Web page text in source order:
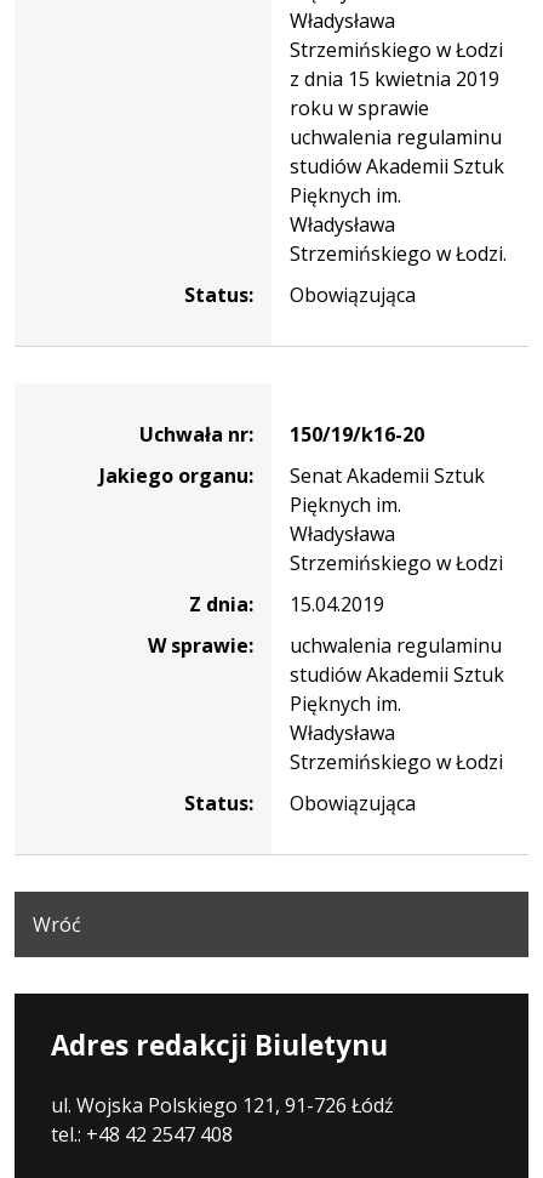
Władysława
Strzemińskiego w Łodzi
z dnia 15 kwietnia 2019
roku w sprawie
uchwalenia regulaminu
studiów Akademii Sztuk
Pięknych im.
Władysława
Strzemińskiego w Łodzi.
Status:
Obowiązująca
150/19/k16-
Uchwała nr:
150/19/k16-20
Jakiego organu:
Senat Akademii Sztuk
Pięknych im.
Władysława
Strzemińskiego w Łodzi
Z dnia:
15.04.2019
W sprawie:
uchwalenia regulaminu
studiów Akademii Sztuk
Pięknych im.
Władysława
Strzemińskiego w Łodzi
Status:
Obowiązująca
Wróć
Adres redakcji Biuletynu
ul. Wojska Polskiego 121, 91-726 Łódź
tel.: +48 42 2547 408